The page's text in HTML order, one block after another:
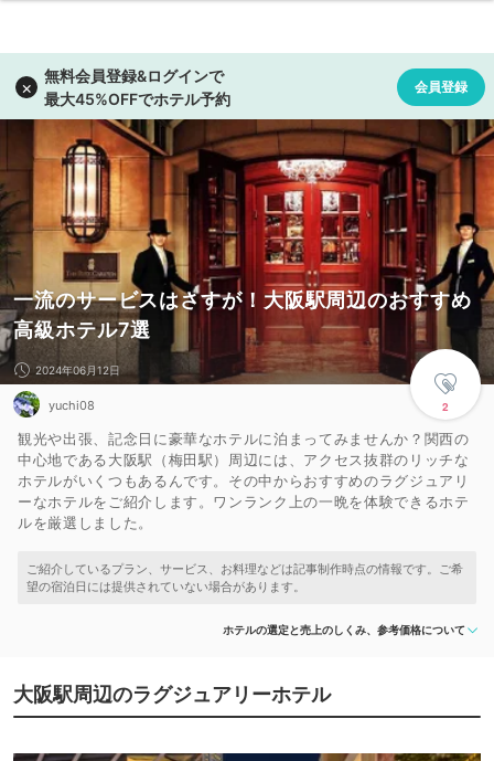
一流のサービスはさすが！大阪駅周辺のおすすめ
高級ホテル7選
2
2024年06月12日
yuchi08
観光や出張、記念日に豪華なホテルに泊まってみませんか？関西の
中心地である大阪駅（梅田駅）周辺には、アクセス抜群のリッチな
ホテルがいくつもあるんです。その中からおすすめのラグジュアリ
ーなホテルをご紹介します。ワンランク上の一晩を体験できるホテ
ルを厳選しました。
ホテルの選定と売上のしくみ、参考価格について
大阪駅周辺のラグジュアリーホテル